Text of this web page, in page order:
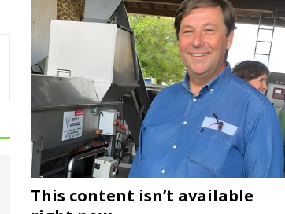
This content isn’t available